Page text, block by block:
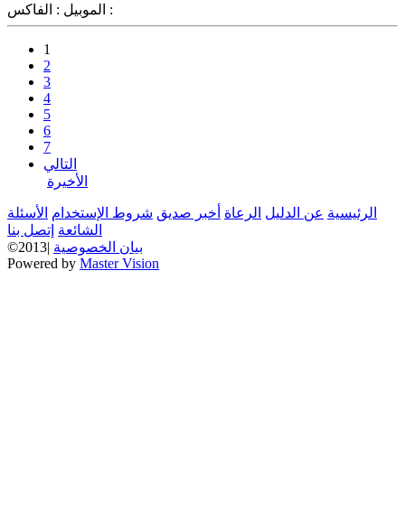
الموبيل : الفاكس :
1
2
3
4
5
6
7
التالي
الأخيرة
الرئيسية عن الدليل الرعاة أخبر صديق شروط الإستخدام الأسئلة
الشائعة إتصل بنا
©2013| بيان الخصوصية
Powered by Master Vision